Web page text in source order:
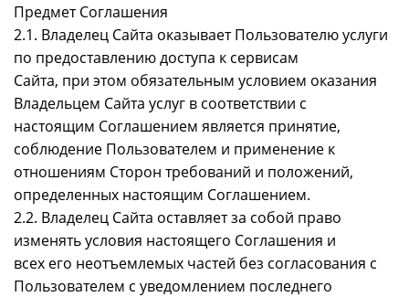
Предмет Соглашения
2.1. Владелец Сайта оказывает Пользователю услуги
по предоставлению доступа к сервисам
Сайта, при этом обязательным условием оказания
Владельцем Сайта услуг в соответствии с
настоящим Соглашением является принятие,
соблюдение Пользователем и применение к
отношениям Сторон требований и положений,
определенных настоящим Соглашением.
2.2. Владелец Сайта оставляет за собой право
изменять условия настоящего Соглашения и
всех его неотъемлемых частей без согласования с
Пользователем с уведомлением последнего